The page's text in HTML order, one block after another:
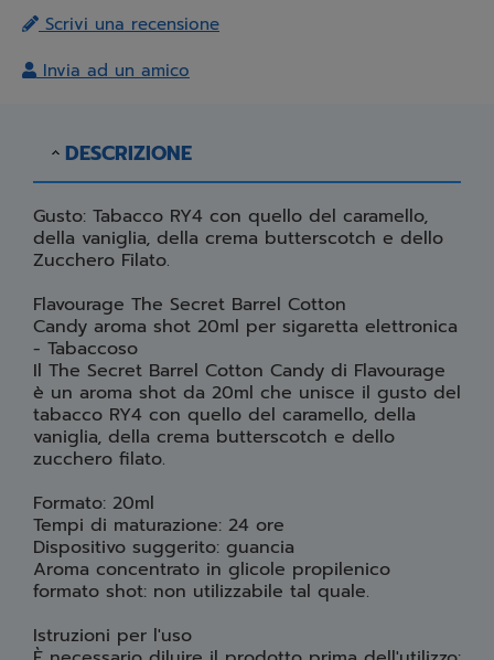
Scrivi una recensione
Invia ad un amico
DESCRIZIONE
Gusto: Tabacco RY4 con quello del caramello,
della vaniglia, della crema butterscotch e dello
Zucchero Filato.
Flavourage The Secret Barrel Cotton
Candy aroma shot 20ml per sigaretta elettronica
- Tabaccoso
Il The Secret Barrel Cotton Candy di Flavourage
è un aroma shot da 20ml che unisce il gusto del
tabacco RY4 con quello del caramello, della
vaniglia, della crema butterscotch e dello
zucchero filato.
Formato: 20ml
Tempi di maturazione: 24 ore
Dispositivo suggerito: guancia
Aroma concentrato in glicole propilenico
formato shot: non utilizzabile tal quale.
Istruzioni per l'uso